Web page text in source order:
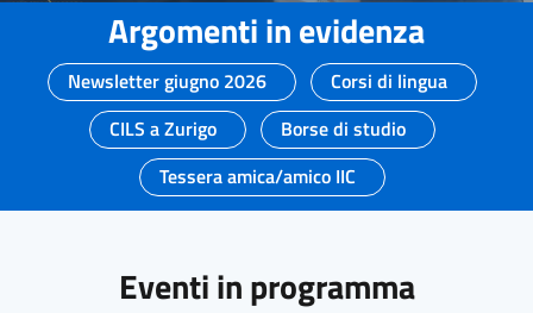
Argomenti in evidenza
Newsletter giugno 2026
Corsi di lingua
CILS a Zurigo
Borse di studio
Tessera amica/amico IIC
Eventi in programma